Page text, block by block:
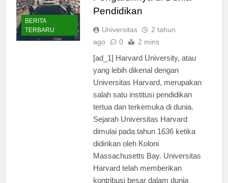
BERITA
TERBARU
Pengaruhnya di Dunia
Universitas
2 tahun
[ad_1] Harvard University, atau
yang lebih dikenal dengan
Universitas Harvard, merupakan
salah satu institusi pendidikan
tertua dan terkemuka di dunia.
Sejarah Universitas Harvard
dimulai pada tahun 1636 ketika
didirikan oleh Koloni
Massachusetts Bay. Universitas
Harvard telah memberikan